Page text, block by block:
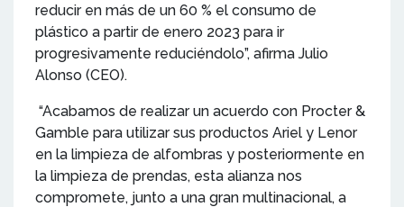
reducir en más de un 60 % el consumo de
plástico a partir de enero 2023 para ir
progresivamente reduciéndolo”, afirma Julio
Alonso (CEO).
“Acabamos de realizar un acuerdo con Procter &
Gamble para utilizar sus productos Ariel y Lenor
en la limpieza de alfombras y posteriormente en
la limpieza de prendas, esta alianza nos
compromete, junto a una gran multinacional, a